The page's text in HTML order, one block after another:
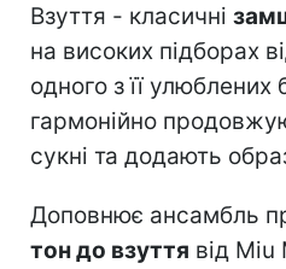
Взуття - класичні
на високих підборах
одного з її улюблених
гармонійно
сукні та додають
Доповнює ансамбль
тон до взуття від